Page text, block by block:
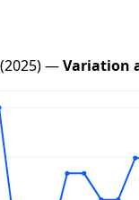
—Variation